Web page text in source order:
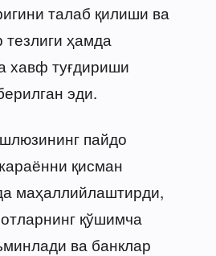
талаб қилиши ва
тезлиги ҳамда
хавф туғдириши
эди.
пайдо
қисман
маҳаллийлаштирди,
қўшимча
ва банклар